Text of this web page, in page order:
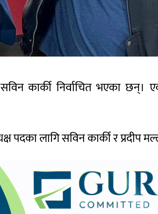
कार्की निर्वाचित भएका छन्।
पदका लागि सविन कार्की र प्रदीप